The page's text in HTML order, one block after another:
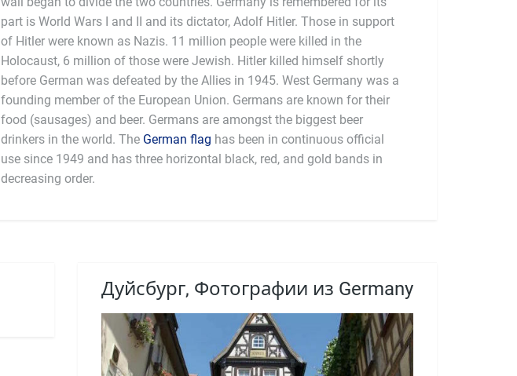
part is World Wars I and II and its dictator, Adolf Hitler. Those in support
of Hitler were known as Nazis. 11 million people were killed in the
Holocaust, 6 million of those were Jewish. Hitler killed himself shortly
before German was defeated by the Allies in 1945. West Germany was a
drinkers in the world. The German flag has been in continuous official
use since 1949 and has three horizontal black, red, and gold bands in
decreasing order.
Дуйсбург, Фотографии из Germany